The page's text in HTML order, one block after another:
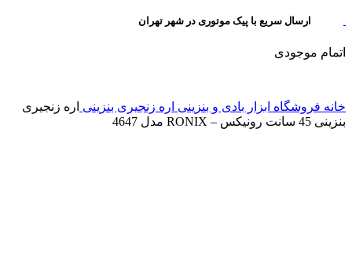
ارسال سریع با پیک موتوری در شهر تهران
اتمام موجودی
خانه فروشگاه ابزار بادی و بنزینی اره زنجیری بنزینی اره زنجیری
بنزینی 45 سانت رونیکس – RONIX مدل 4647